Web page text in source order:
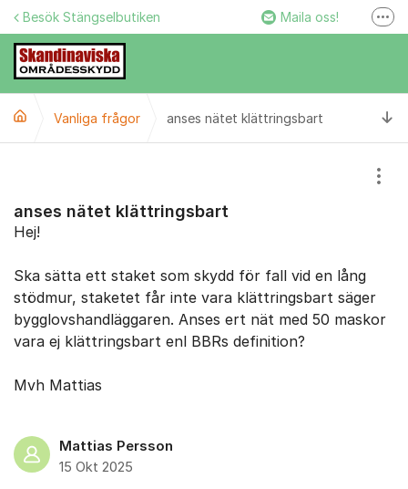
Hoppa till innehåll
Besök Stängselbutiken Maila oss!
Facebook
Vanliga frågor anses nätet klättringsbart
anses nätet klättringsbart
Hej!
Ska sätta ett staket som skydd för fall vid en lång
stödmur, staketet får inte vara klättringsbart säger
bygglovshandläggaren. Anses ert nät med 50 maskor
vara ej klättringsbart enl BBRs definition?
Mvh Mattias
Mattias Persson
15 Okt 2025